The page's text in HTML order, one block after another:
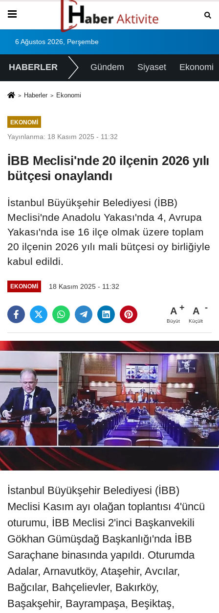
6 Ağustos 2026, Perşembe
HABERLER Gündem Siyaset Ekonomi
Haberler Ekonomi
EKONOMI
Yayınlanma: 18 Kasım 2025 - 11:32
İBB Meclisi'nde 20 ilçenin 2026 yılı
bütçesi onaylandı
İstanbul Büyükşehir Belediyesi (İBB)
Meclisi'nde Anadolu Yakası'nda 4, Avrupa
Yakası'nda ise 16 ilçe olmak üzere toplam
20 ilçenin 2026 yılı mali bütçesi oy birliğiyle
kabul edildi.
EKONOMI 18 Kasım 2025 - 11:32
A
Büyüt
A
Küçült
İstanbul Büyükşehir Belediyesi (İBB)
Meclisi Kasım ayı olağan toplantısı 4'üncü
oturumu, İBB Meclisi 2'inci Başkanvekili
Gökhan Gümüşdağ Başkanlığı'nda İBB
Saraçhane binasında yapıldı. Oturumda
Adalar, Arnavutköy, Ataşehir, Avcılar,
Bağcılar, Bahçelievler, Bakırköy,
Başakşehir, Bayrampaşa, Beşiktaş,